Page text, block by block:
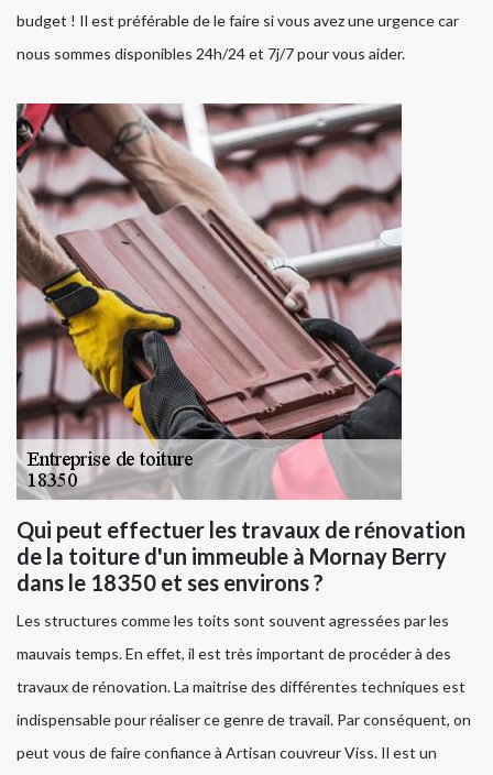
budget ! Il est préférable de le faire si vous avez une urgence car
nous sommes disponibles 24h/24 et 7j/7 pour vous aider.
Qui peut effectuer les travaux de rénovation
de la toiture d'un immeuble à Mornay Berry
dans le 18350 et ses environs ?
Les structures comme les toits sont souvent agressées par les
mauvais temps. En effet, il est très important de procéder à des
travaux de rénovation. La maitrise des différentes techniques est
indispensable pour réaliser ce genre de travail. Par conséquent, on
peut vous de faire confiance à Artisan couvreur Viss. Il est un